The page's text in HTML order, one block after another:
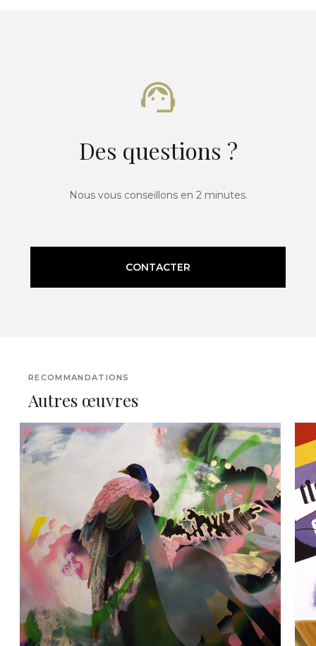
Des questions ?
Nous vous conseillons en 2 minutes.
CONTACTER
RECOMMANDATIONS
Autres œuvres